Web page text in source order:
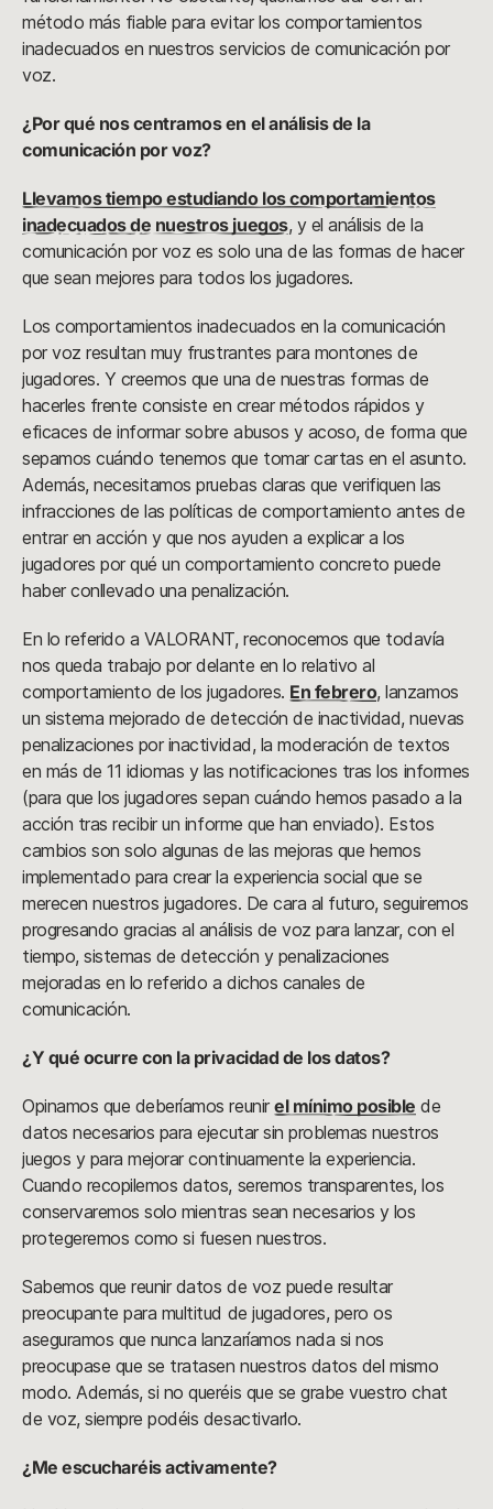
método más fiable para evitar los comportamientos
inadecuados en nuestros servicios de comunicación por
voz.
¿Por qué nos centramos en el análisis de la
comunicación por voz?
Llevamos tiempo estudiando los comportamientos
inadecuados de nuestros juegos, y el análisis de la
comunicación por voz es solo una de las formas de hacer
que sean mejores para todos los jugadores.
Los comportamientos inadecuados en la comunicación
por voz resultan muy frustrantes para montones de
jugadores. Y creemos que una de nuestras formas de
hacerles frente consiste en crear métodos rápidos y
eficaces de informar sobre abusos y acoso, de forma que
sepamos cuándo tenemos que tomar cartas en el asunto.
Además, necesitamos pruebas claras que verifiquen las
infracciones de las políticas de comportamiento antes de
entrar en acción y que nos ayuden a explicar a los
jugadores por qué un comportamiento concreto puede
haber conllevado una penalización.
En lo referido a VALORANT, reconocemos que todavía
nos queda trabajo por delante en lo relativo al
comportamiento de los jugadores. En febrero, lanzamos
un sistema mejorado de detección de inactividad, nuevas
penalizaciones por inactividad, la moderación de textos
en más de 11 idiomas y las notificaciones tras los informes
(para que los jugadores sepan cuándo hemos pasado a la
acción tras recibir un informe que han enviado). Estos
cambios son solo algunas de las mejoras que hemos
implementado para crear la experiencia social que se
merecen nuestros jugadores. De cara al futuro, seguiremos
progresando gracias al análisis de voz para lanzar, con el
tiempo, sistemas de detección y penalizaciones
mejoradas en lo referido a dichos canales de
comunicación.
¿Y qué ocurre con la privacidad de los datos?
Opinamos que deberíamos reunirel mínimo posible de
datos necesarios para ejecutar sin problemas nuestros
juegos y para mejorar continuamente la experiencia.
Cuando recopilemos datos, seremos transparentes, los
conservaremos solo mientras sean necesarios y los
protegeremos como si fuesen nuestros.
Sabemos que reunir datos de voz puede resultar
preocupante para multitud de jugadores, pero os
aseguramos que nunca lanzaríamos nada si nos
preocupase que se tratasen nuestros datos del mismo
modo. Además, si no queréis que se grabe vuestro chat
de voz, siempre podéis desactivarlo.
¿Me escucharéis activamente?